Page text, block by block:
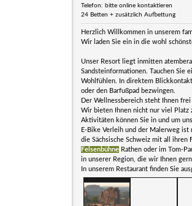
Telefon: bitte online kontaktieren
24 Betten + zusätzlich Aufbettung
Herzlich Willkommen in unserem
Wir laden Sie ein in die wohl
Unser Resort liegt inmitten
Sandsteinformationen. Tauchen Sie
Wohlfühlen. In direktem
oder den Barfußpad bezwingen.
Der Wellnessbereich steht Ihnen frei
Wir bieten Ihnen nicht nur viel Platz
Aktivitäten können Sie in und um
E-Bike Verleih und der Malerweg
die Sächsische Schweiz mit all ihren
Felsenbühne Rathen oder im Tom-
in unserer Region, die wir Ihnen
In unserem Restaurant finden Sie